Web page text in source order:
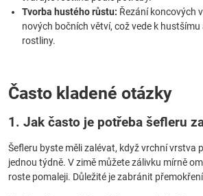
Tvorba hustého růstu: Řezání koncových
nových bočních větví, což vede k
rostliny.
Často kladené otázky
1. Jak často je potřeba šefleru
Šefleru byste měli zalévat, když vrchní vrstva
jednou týdně. V zimě můžete zálivku mírně
roste pomaleji. Důležité je zabránit